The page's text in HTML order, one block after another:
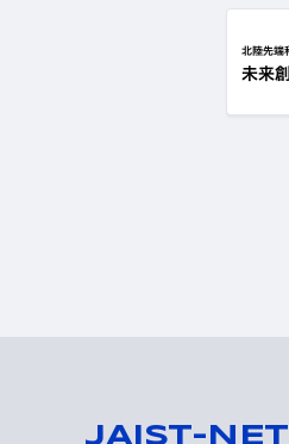
JAIST-NET